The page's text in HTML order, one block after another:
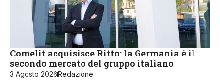
Comelit acquisisce Ritto: la Germania è il
secondo mercato del gruppo italiano
3 Agosto 2026Redazione